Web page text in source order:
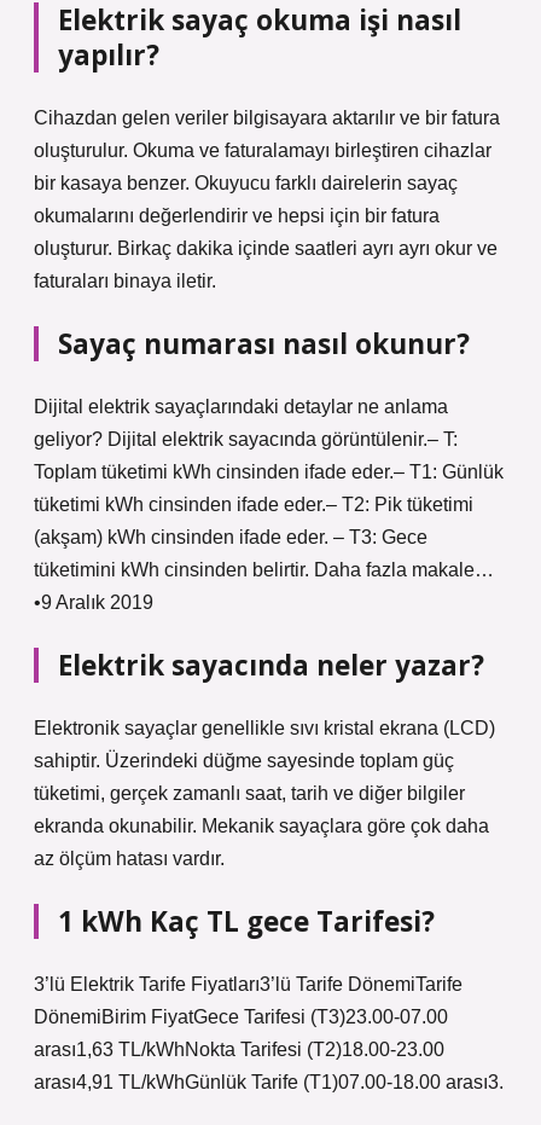
Elektrik sayaç okuma işi nasıl
yapılır?
Cihazdan gelen veriler bilgisayara aktarılır ve bir fatura
oluşturulur. Okuma ve faturalamayı birleştiren cihazlar
bir kasaya benzer. Okuyucu farklı dairelerin sayaç
okumalarını değerlendirir ve hepsi için bir fatura
oluşturur. Birkaç dakika içinde saatleri ayrı ayrı okur ve
faturaları binaya iletir.
Sayaç numarası nasıl okunur?
Dijital elektrik sayaçlarındaki detaylar ne anlama
geliyor? Dijital elektrik sayacında görüntülenir.– T:
Toplam tüketimi kWh cinsinden ifade eder.– T1: Günlük
tüketimi kWh cinsinden ifade eder.– T2: Pik tüketimi
(akşam) kWh cinsinden ifade eder. – T3: Gece
tüketimini kWh cinsinden belirtir. Daha fazla makale…
•9 Aralık 2019
Elektrik sayacında neler yazar?
Elektronik sayaçlar genellikle sıvı kristal ekrana (LCD)
sahiptir. Üzerindeki düğme sayesinde toplam güç
tüketimi, gerçek zamanlı saat, tarih ve diğer bilgiler
ekranda okunabilir. Mekanik sayaçlara göre çok daha
az ölçüm hatası vardır.
1 kWh Kaç TL gece Tarifesi?
3’lü Elektrik Tarife Fiyatları3’lü Tarife DönemiTarife
DönemiBirim FiyatGece Tarifesi (T3)23.00-07.00
arası1,63 TL/kWhNokta Tarifesi (T2)18.00-23.00
arası4,91 TL/kWhGünlük Tarife (T1)07.00-18.00 arası3.